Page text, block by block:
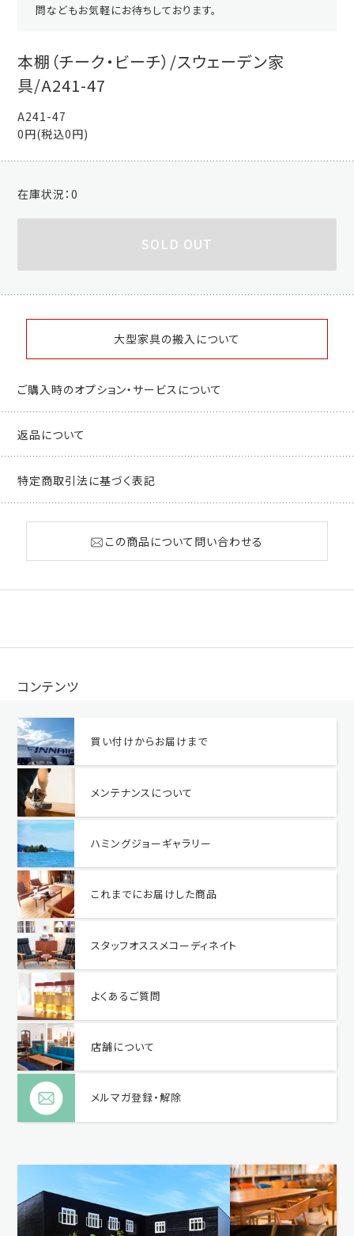
問などもお気軽にお待ちしております。
本棚（チーク・ビーチ）/スウェーデン家
具/A241-47
A241-47
0円(税込0円)
在庫状況：0
SOLD OUT
大型家具の搬入について
ご購入時のオプション・サービスについて
返品について
特定商取引法に基づく表記
この商品について問い合わせる
コンテンツ
買い付けからお届けまで
メンテナンスについて
ハミングジョーギャラリー
これまでにお届けした商品
スタッフオススメコーディネイト
よくあるご質問
店舗について
メルマガ登録・解除